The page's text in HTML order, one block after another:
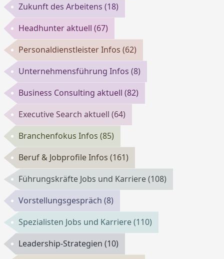
Zukunft des Arbeitens(18)
Headhunter aktuell(67)
Personaldienstleister Infos(62)
Unternehmensführung Infos(8)
Business Consulting aktuell(82)
Executive Search aktuell(64)
Branchenfokus Infos(85)
Beruf & Jobprofile Infos(161)
Führungskräfte Jobs und Karriere(108)
Vorstellungsgespräch(8)
Spezialisten Jobs und Karriere(110)
Leadership-Strategien(10)